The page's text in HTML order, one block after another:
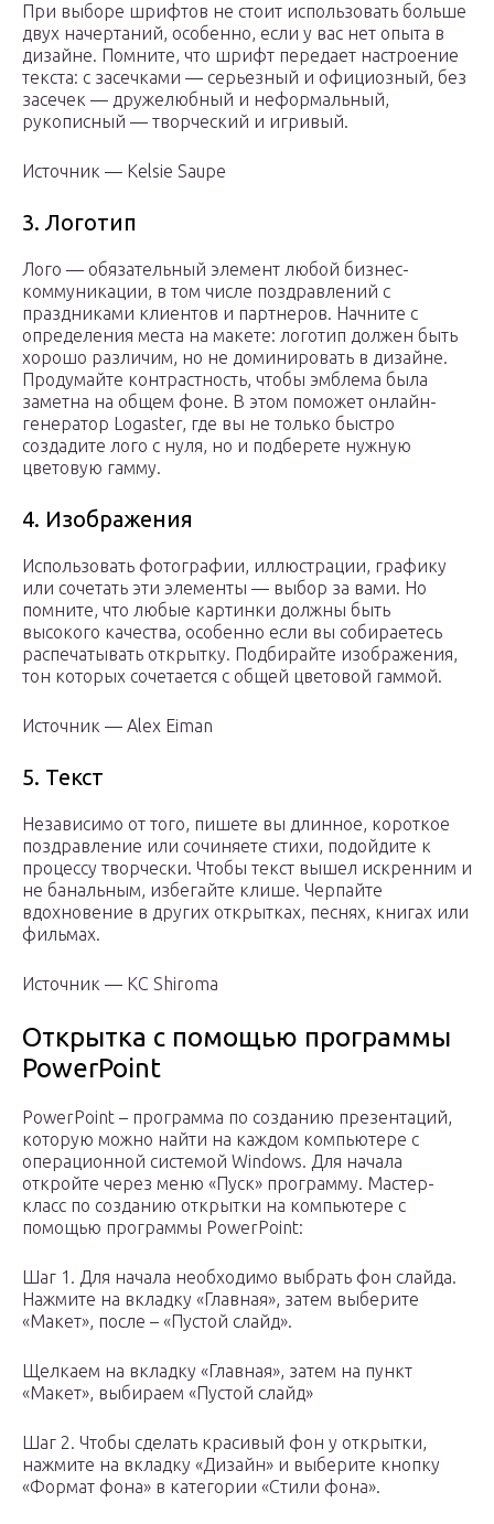
При выборе шрифтов не стоит использовать больше
двух начертаний, особенно, если у вас нет опыта в
дизайне. Помните, что шрифт передает настроение
текста: с засечками — серьезный и официозный, без
засечек — дружелюбный и неформальный,
рукописный — творческий и игривый.
Источник — Kelsie Saupe
3. Логотип
Лого — обязательный элемент любой бизнес-
коммуникации, в том числе поздравлений с
праздниками клиентов и партнеров. Начните с
определения места на макете: логотип должен быть
хорошо различим, но не доминировать в дизайне.
Продумайте контрастность, чтобы эмблема была
заметна на общем фоне. В этом поможет онлайн-
генератор Logaster, где вы не только быстро
создадите лого с нуля, но и подберете нужную
цветовую гамму.
4. Изображения
Использовать фотографии, иллюстрации, графику
или сочетать эти элементы — выбор за вами. Но
помните, что любые картинки должны быть
высокого качества, особенно если вы собираетесь
распечатывать открытку. Подбирайте изображения,
тон которых сочетается с общей цветовой гаммой.
Источник — Alex Eiman
5. Текст
Независимо от того, пишете вы длинное, короткое
поздравление или сочиняете стихи, подойдите к
процессу творчески. Чтобы текст вышел искренним и
не банальным, избегайте клише. Черпайте
вдохновение в других открытках, песнях, книгах или
фильмах.
Источник — KC Shiroma
Открытка с помощью программы
PowerPoint
PowerPoint – программа по созданию презентаций,
которую можно найти на каждом компьютере с
операционной системой Windows. Для начала
откройте через меню «Пуск» программу. Мастер-
класс по созданию открытки на компьютере с
помощью программы PowerPoint:
Шаг 1. Для начала необходимо выбрать фон слайда.
Нажмите на вкладку «Главная», затем выберите
«Макет», после – «Пустой слайд».
Щелкаем на вкладку «Главная», затем на пункт
«Макет», выбираем «Пустой слайд»
Шаг 2. Чтобы сделать красивый фон у открытки,
нажмите на вкладку «Дизайн» и выберите кнопку
«Формат фона» в категории «Стили фона».